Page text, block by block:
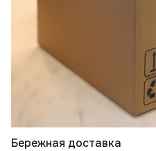
Бережная доставка